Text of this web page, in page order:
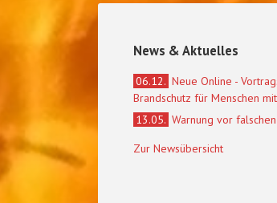
News & Aktuelles
06.12. Neue Online -
Brandschutz für Menschen
13.05. Warnung vor
Zur Newsübersicht